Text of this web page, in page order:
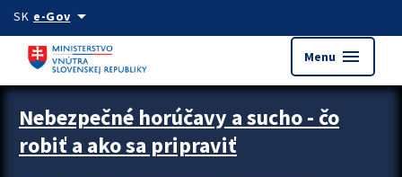
Preskocit na hlavný obsah
SK e-Govarrow_drop_down
Menu menu
Zastavit automatický posun upútavok
Nebezpečné horúčavy a sucho - čo
robiť a ako sa pripraviť